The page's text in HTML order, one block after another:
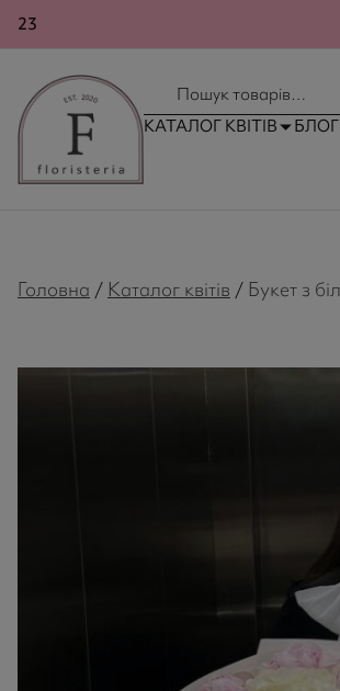
23КОНТАКТИ
КАТАЛОГ КВІТІВ БЛОГ
Головна / Каталог квітів / Букет з